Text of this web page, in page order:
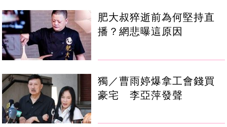
肥大叔猝逝前為何堅持直
播？網悲曝這原因
獨／曹雨婷爆拿工會錢買
豪宅 李亞萍發聲